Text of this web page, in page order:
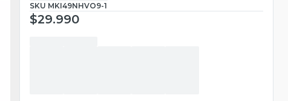
SKU MKI49NHVO9-1
$29.990